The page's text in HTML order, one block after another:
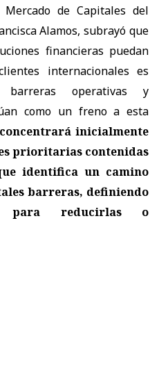
de Capitales del
Alamos, subrayó que
financieras puedan
internacionales es
barreras operativas y
como un freno a esta
inicialmente
prioritarias contenidas
identifica un camino
barreras, definiendo
para reducirlas o